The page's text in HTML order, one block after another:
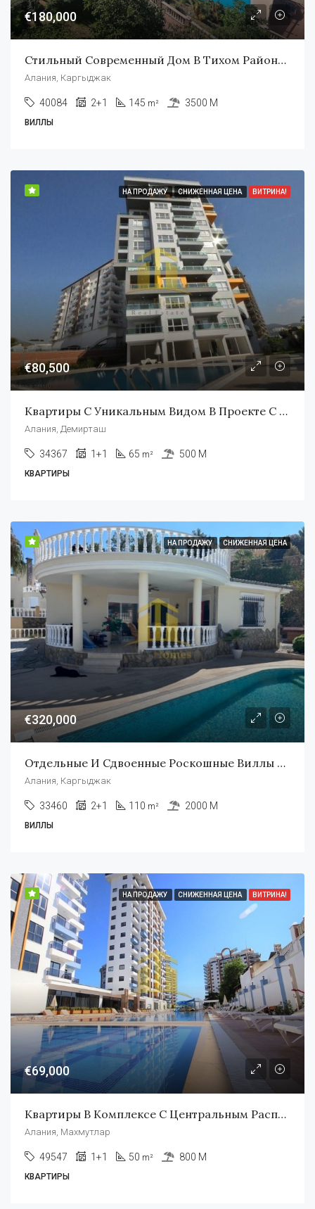
€180,000
Стильный Современный Дом В Тихом Районе Каргыджак В Алании
Алания, Каргыджак
40084 2+1 145 m² 3500 M
ВИЛЛЫ
НА ПРОДАЖУ СНИЖЕННАЯ ЦЕНА ВИТРИНА!
€80,500
Квартиры С Уникальным Видом В Проекте С Концепцией Отеля В Алании
Алания, Демирташ
34367 1+1 65 m² 500 M
КВАРТИРЫ
НА ПРОДАЖУ СНИЖЕННАЯ ЦЕНА
€320,000
Отдельные И Сдвоенные Роскошные Виллы В Каргыджаке, Аланья
Алания, Каргыджак
33460 2+1 110 m² 2000 M
ВИЛЛЫ
НА ПРОДАЖУ СНИЖЕННАЯ ЦЕНА ВИТРИНА!
€69,000
Квартиры В Комплексе С Центральным Расположением В Махмутларе Алания
Алания, Махмутлар
49547 1+1 50 m² 800 M
КВАРТИРЫ